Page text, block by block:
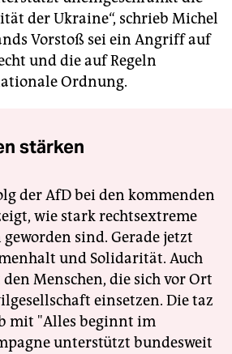
der Ukraine“, schrieb Michel
Vorstoß sei ein Angriff auf
und die auf Regeln
Ordnung.
stärken
der AfD bei den kommenden
wie stark rechtsextreme
sind. Gerade jetzt
und Solidarität. Auch
Menschen, die sich vor Ort
einsetzen. Die taz
mit "Alles beginnt im
unterstützt bundesweit